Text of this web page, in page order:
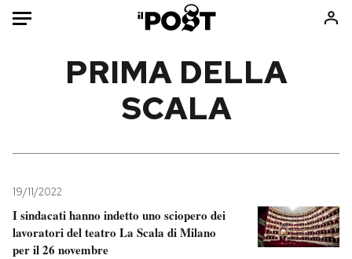
Mondo
Tecnologia
Internet
Scienza
Libri
Ok Boomer!
PRIMA DELLA
SCALA
19/11/2022
I sindacati hanno indetto uno sciopero dei
lavoratori del teatro La Scala di Milano
per il 26 novembre